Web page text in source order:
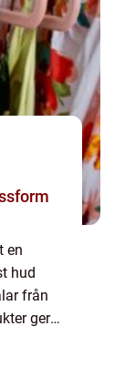
en
hud
från
ger